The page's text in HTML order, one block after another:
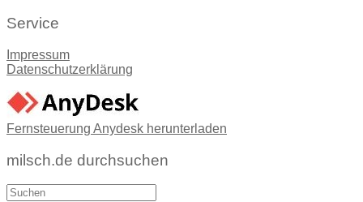
Service
Impressum
Datenschutzerklärung
Fernsteuerung Anydesk herunterladen
milsch.de durchsuchen
Suche